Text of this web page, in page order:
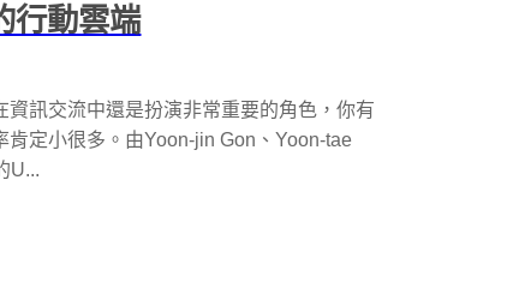
行動雲端
訊交流中還是扮演非常重要的角色，你有
定小很多。由Yoon-jin Gon、Yoon-tae
U...